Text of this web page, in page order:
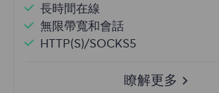
長時間在線
無限帶寬和會話
HTTP(S)/SOCKS5
瞭解更多